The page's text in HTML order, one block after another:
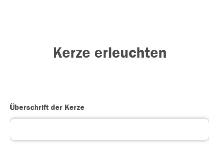
Kerze erleuchten
Überschrift der Kerze